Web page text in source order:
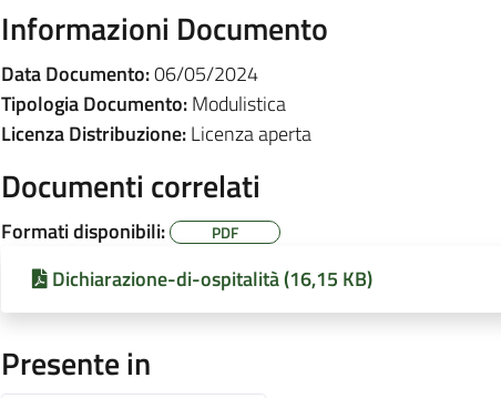
Informazioni Documento
Data Documento:06/05/2024
Tipologia Documento:Modulistica
Licenza Distribuzione:Licenza aperta
Documenti correlati
Formati disponibili: PDF
Dichiarazione-di-ospitalità (16,15 KB)
Presente in